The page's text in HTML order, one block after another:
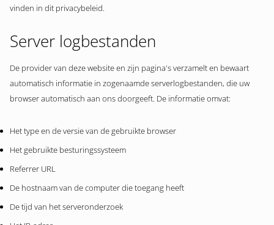
vinden in dit privacybeleid.
Server logbestanden
De provider van deze website en zijn pagina's verzamelt en bewaart
automatisch informatie in zogenaamde serverlogbestanden, die uw
browser automatisch aan ons doorgeeft. De informatie omvat:
Het type en de versie van de gebruikte browser
Het gebruikte besturingssysteem
Referrer URL
De hostnaam van de computer die toegang heeft
De tijd van het serveronderzoek